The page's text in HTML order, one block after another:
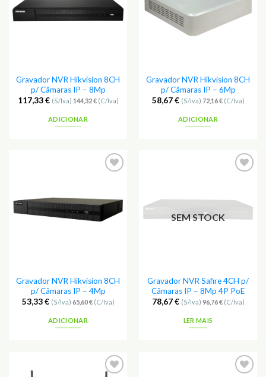
Gravador NVR Hikvision 8CH
p/ Câmaras IP – 8Mp
117,33€ (S/Iva) 144,32€(C/Iva)
ADICIONAR
Gravador NVR Hikvision 8CH
p/ Câmaras IP – 6Mp
58,67€ (S/Iva) 72,16€(C/Iva)
ADICIONAR
Favoritos
Gravador NVR Hikvision 8CH
p/ Câmaras IP – 4Mp
53,33€ (S/Iva) 65,60€(C/Iva)
ADICIONAR
SEM STOCK
Gravador NVR Safire 4CH p/
Câmaras IP – 8Mp 4P PoE
78,67€ (S/Iva) 96,76€(C/Iva)
LER MAIS